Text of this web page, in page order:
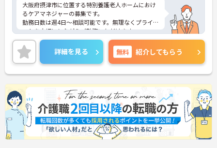
大阪府摂津市に位置する特別養護老人ホームにおけ
るケアマネジャーの募集です。
勤務日数は週4日～相談可能です。無理なくプライベ
ートを大切にしながらご勤務いただけます。
ご興味のある方には、面接対策ポイントなど、さら
に詳細をご案内しますのでお気軽にご相談くださ
い！
詳細を見る 無料 紹介してもらう